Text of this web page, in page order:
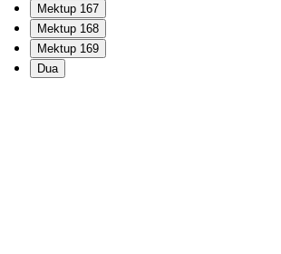
Mektup 167
Mektup 168
Mektup 169
Dua